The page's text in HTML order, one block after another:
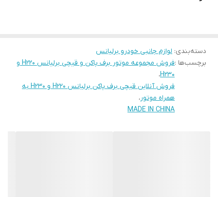
تمیز شدن شیشه می‌شود.
اجزای اصلی موتور برف پاک کن و قیچی:
موتور الکتریکی:
دسته‌بندی: لوازم جانبی خودرو برلیانس
برچسب‌ها :
فروش مجموعه موتور برف پاکن و قیچی برلیانس H220 و
H230،
فروش آنلاین قیچی برف پاکن برلیانس H220 و H230 به
همراه موتور،
MADE IN CHINA